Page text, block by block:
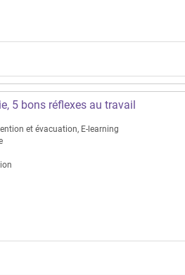
5 bons réflexes au travail
et évacuation, E-learning